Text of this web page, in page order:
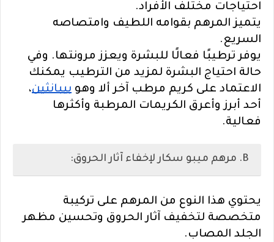
احتياجات مختلف الأفراد.
يتميز المرهم بقوامه اللطيف وامتصاصه
السريع.
يوفر ترطيبًا فعالًا للبشرة ويعزز مرونتها. وفي
حالة احتياج البشرة لمزيد من الترطيب يمكنك
الاعتماد على كريم مرطب آخر ألا وهو بيبانثين،
أحد أبرز وأعرق الكريمات المرطبة وأكثرها
فعالية.
B. مرهم ميبو سكار لإخفاء آثار الحروق:
يحتوي هذا النوع من المرهم على تركيبة
متخصصة لتخفيف آثار الحروق وتحسين مظهر
الجلد المصاب.